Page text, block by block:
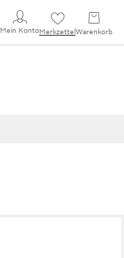
Mein KontoMerkzettel Warenkorb